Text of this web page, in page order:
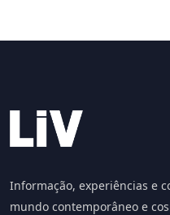
Informação, experiências e
mundo contemporâneo e